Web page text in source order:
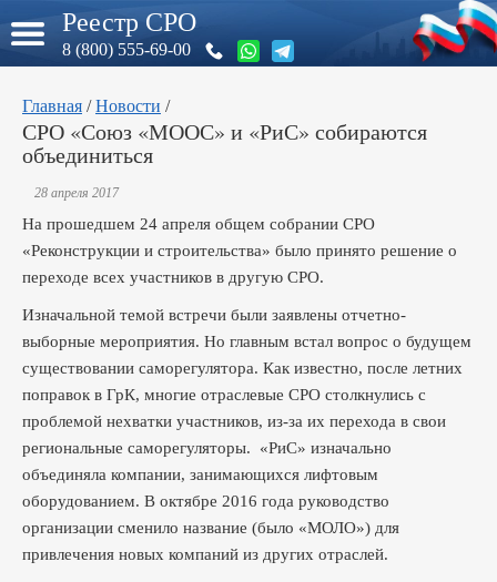
Реестр СРО
8 (800) 555-69-00
Главная /Новости /
СРО «Союз «МООС» и «РиС» собираются
объединиться
28 апреля 2017
На прошедшем 24 апреля общем собрании СРО
«Реконструкции и строительства» было принято решение о
переходе всех участников в другую СРО.
Изначальной темой встречи были заявлены отчетно-
выборные мероприятия. Но главным встал вопрос о будущем
существовании саморегулятора. Как известно, после летних
поправок в ГрК, многие отраслевые СРО столкнулись с
проблемой нехватки участников, из-за их перехода в свои
региональные саморегуляторы. «РиС» изначально
объединяла компании, занимающихся лифтовым
оборудованием. В октябре 2016 года руководство
организации сменило название (было «МОЛО») для
привлечения новых компаний из других отраслей.